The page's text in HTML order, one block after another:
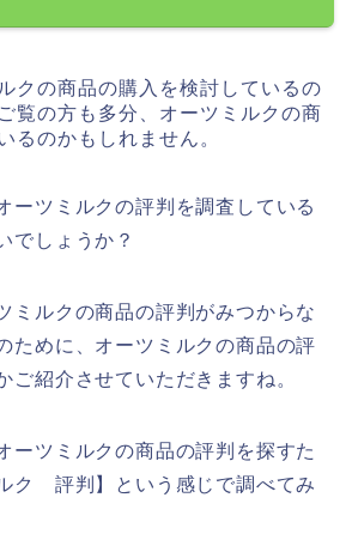
クの商品の購入を検討しているの
覧の方も多分、オーツミルクの商
るのかもしれません。
ーツミルクの評判を調査している
でしょうか？
ミルクの商品の評判がみつからな
ために、オーツミルクの商品の評
ご紹介させていただきますね。
ーツミルクの商品の評判を探すた
ク 評判】という感じで調べてみ